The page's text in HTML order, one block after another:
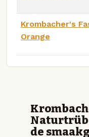
Krombacher's
Orange
de